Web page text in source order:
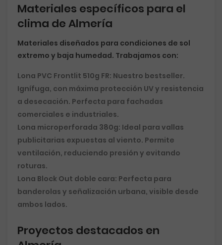
Materiales específicos para el
clima de Almería
Materiales diseñados para condiciones de sol
extremo y baja humedad. Trabajamos con:
Lona PVC Frontlit 510g FR: Nuestro bestseller.
Ignífuga, con máxima protección UV y resistencia
a desecación. Perfecta para fachadas
comerciales e industriales.
Lona microperforada 380g: Ideal para vallas
publicitarias expuestas al viento. Permite
ventilación, reduciendo presión y evitando
roturas.
Lona Block Out doble cara: Perfecta para
banderolas y señalización urbana, visible desde
ambos lados.
Proyectos destacados en